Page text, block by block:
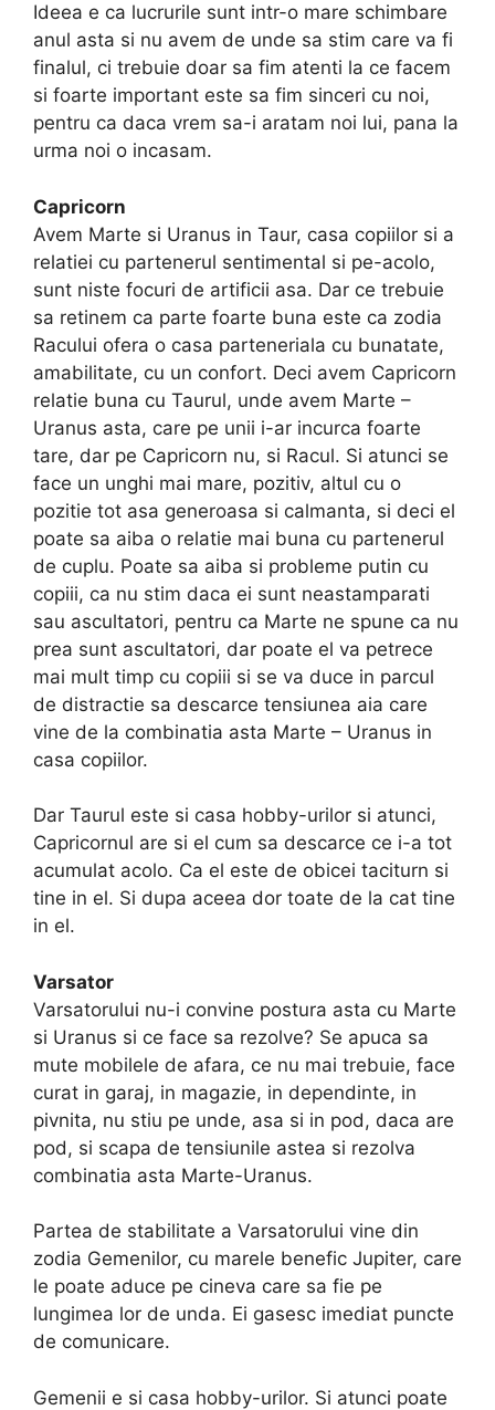
Ideea e ca lucrurile sunt intr-o mare schimbare
anul asta si nu avem de unde sa stim care va fi
finalul, ci trebuie doar sa fim atenti la ce facem
si foarte important este sa fim sinceri cu noi,
pentru ca daca vrem sa-i aratam noi lui, pana la
urma noi o incasam.
Capricorn
Avem Marte si Uranus in Taur, casa copiilor si a
relatiei cu partenerul sentimental si pe-acolo,
sunt niste focuri de artificii asa. Dar ce trebuie
sa retinem ca parte foarte buna este ca zodia
Racului ofera o casa parteneriala cu bunatate,
amabilitate, cu un confort. Deci avem Capricorn
relatie buna cu Taurul, unde avem Marte –
Uranus asta, care pe unii i-ar incurca foarte
tare, dar pe Capricorn nu, si Racul. Si atunci se
face un unghi mai mare, pozitiv, altul cu o
pozitie tot asa generoasa si calmanta, si deci el
poate sa aiba o relatie mai buna cu partenerul
de cuplu. Poate sa aiba si probleme putin cu
copiii, ca nu stim daca ei sunt neastamparati
sau ascultatori, pentru ca Marte ne spune ca nu
prea sunt ascultatori, dar poate el va petrece
mai mult timp cu copiii si se va duce in parcul
de distractie sa descarce tensiunea aia care
vine de la combinatia asta Marte – Uranus in
casa copiilor.
Dar Taurul este si casa hobby-urilor si atunci,
Capricornul are si el cum sa descarce ce i-a tot
acumulat acolo. Ca el este de obicei taciturn si
tine in el. Si dupa aceea dor toate de la cat tine
in el.
Varsator
Varsatorului nu-i convine postura asta cu Marte
si Uranus si ce face sa rezolve? Se apuca sa
mute mobilele de afara, ce nu mai trebuie, face
curat in garaj, in magazie, in dependinte, in
pivnita, nu stiu pe unde, asa si in pod, daca are
pod, si scapa de tensiunile astea si rezolva
combinatia asta Marte-Uranus.
Partea de stabilitate a Varsatorului vine din
zodia Gemenilor, cu marele benefic Jupiter, care
le poate aduce pe cineva care sa fie pe
lungimea lor de unda. Ei gasesc imediat puncte
de comunicare.
Gemenii e si casa hobby-urilor. Si atunci poate